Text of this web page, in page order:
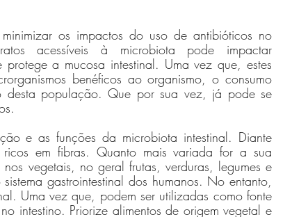
os impactos do uso de antibióticos no
acessíveis à microbiota pode impactar
a mucosa intestinal. Uma vez que, estes
benéficos ao organismo, o consumo
desta população. Que por sua vez, já pode se
e as funções da microbiota intestinal. Diante
em fibras. Quanto mais variada for a sua
vegetais, no geral frutas, verduras, legumes e
gastrointestinal dos humanos. No entanto,
Uma vez que, podem ser utilizadas como fonte
intestino. Priorize alimentos de origem vegetal e